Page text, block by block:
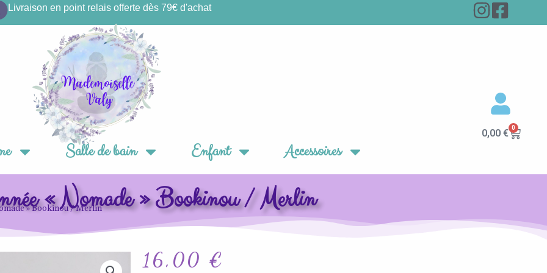
Livraison en point relais offerte dès 79€ d'achat
Salle de bain Enfant Accessoires
0,00 € 0
Panier
« Nomade » Bookinou / Merlin
» Bookinou / Merlin
16,00 €